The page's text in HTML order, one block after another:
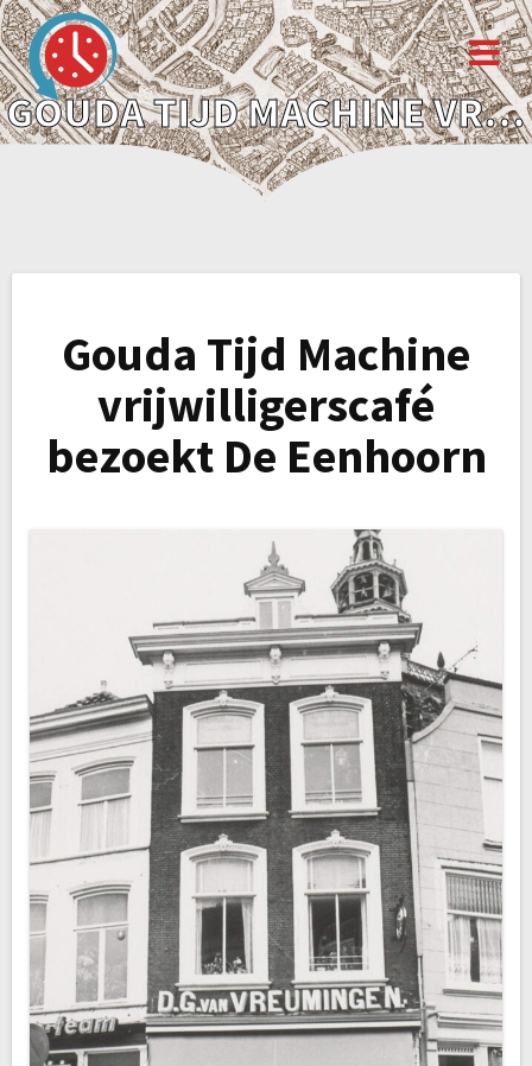
GOUDA TIJD MACHINE VRIJWILLIGERSCAFÉ BEZOEKT DE EENHOORN
Gouda Tijd Machine
vrijwilligerscafé
bezoekt De Eenhoorn
Bericht
navigatie